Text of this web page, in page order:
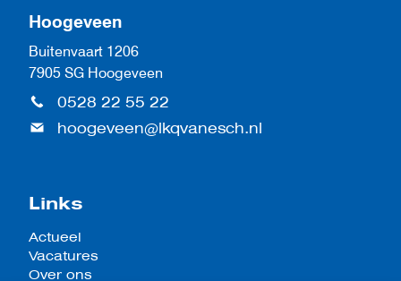
Hoogeveen
Buitenvaart 1206
7905 SG Hoogeveen
0528 22 55 22
hoogeveen@lkqvanesch.nl
Links
Actueel
Vacatures
Over ons